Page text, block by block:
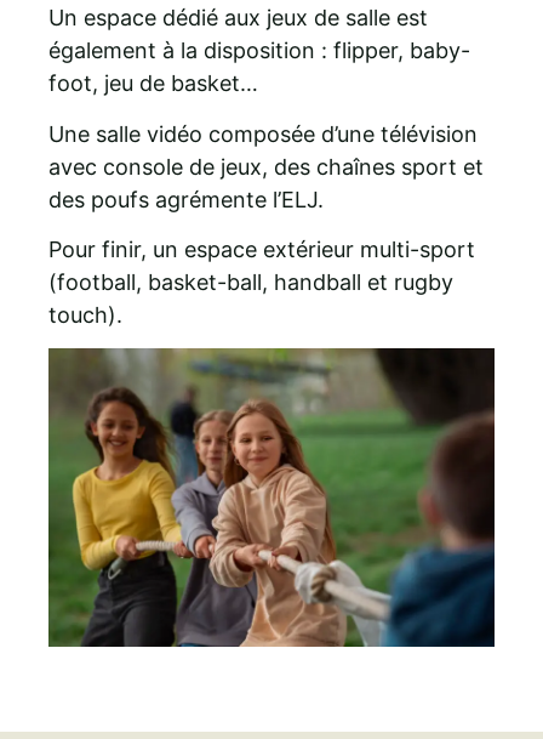
Un espace dédié aux jeux de salle est
également à la disposition : flipper, baby-
foot, jeu de basket…
Une salle vidéo composée d’une télévision
avec console de jeux, des chaînes sport et
des poufs agrémente l’ELJ.
Pour finir, un espace extérieur multi-sport
(football, basket-ball, handball et rugby
touch).